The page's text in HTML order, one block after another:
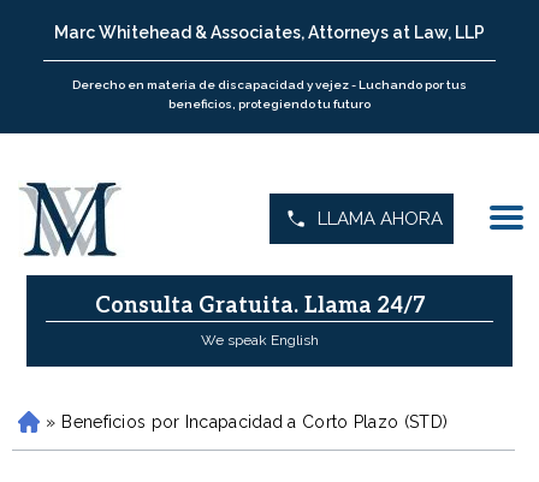
Marc Whitehead & Associates, Attorneys at Law, LLP
Derecho en materia de discapacidad y vejez - Luchando por tus
beneficios, protegiendo tu futuro
LLAMA AHORA
Consulta Gratuita. Llama 24/7
We speak English
H
o
» Beneficios por Incapacidad a Corto Plazo (STD)